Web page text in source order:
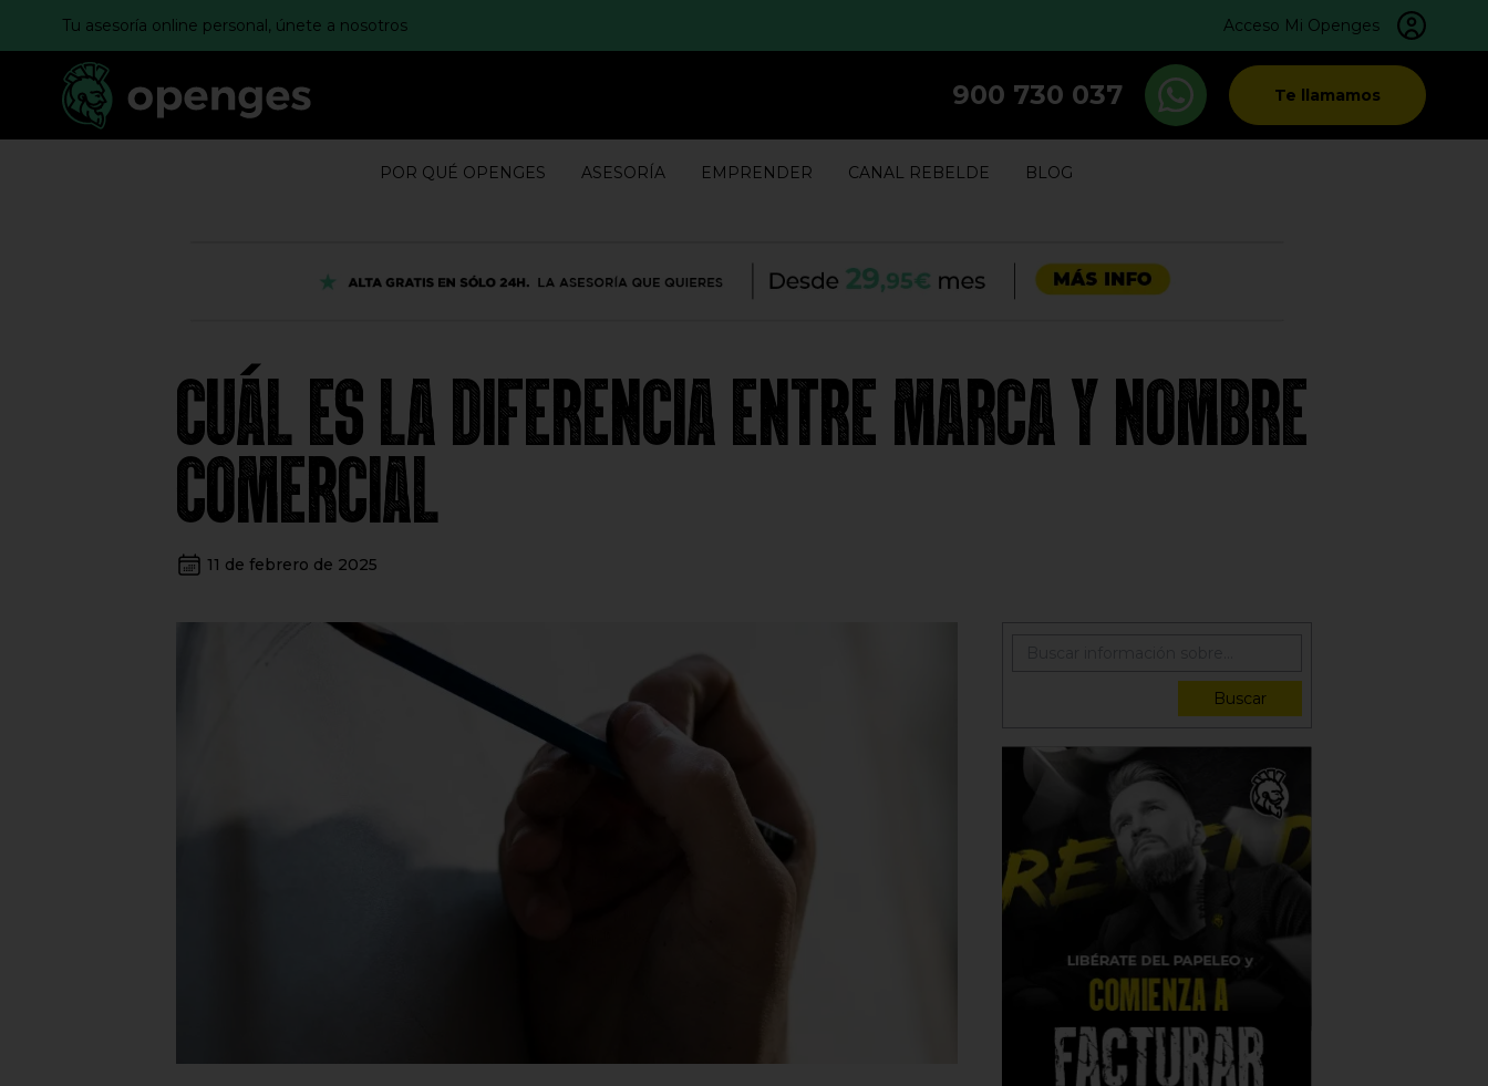
Tu asesoría online personal, únete a nosotros Acceso Mi Openges
900 730 037 Te llamamos
POR QUÉ OPENGES ASESORÍA EMPRENDER CANAL REBELDE BLOG
CUÁL ES LA DIFERENCIA ENTRE MARCA Y NOMBRE
COMERCIAL
11 de febrero de 2025
Buscar